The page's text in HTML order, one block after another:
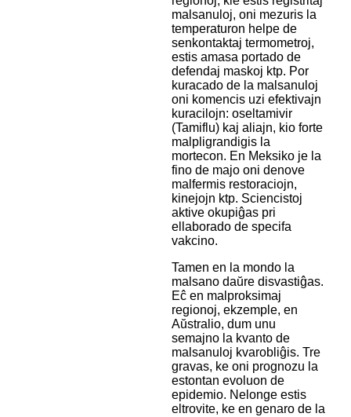
malsanuloj, oni mezuris la
temperaturon helpe de
senkontaktaj termometroj,
estis amasa portado de
defendaj maskoj ktp. Por
kuracado de la malsanuloj
oni komencis uzi efektivajn
kuracilojn: oseltamivir
(Tamiflu) kaj aliajn, kio forte
malpligrandigis la
mortecon. En Meksiko je la
fino de majo oni denove
malfermis restoraciojn,
kinejojn ktp. Sciencistoj
aktive okupiĝas pri
ellaborado de specifa
vakcino.
Tamen en la mondo la
malsano daŭre disvastiĝas.
Eĉ en malproksimaj
regionoj, ekzemple, en
Aŭstralio, dum unu
semajno la kvanto de
malsanuloj kvarobliĝis. Tre
gravas, ke oni prognozu la
estontan evoluon de
epidemio. Nelonge estis
eltrovite, ke en genaro de la